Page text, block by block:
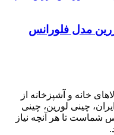
مدل فلورانس
خانه و آشپزخانه از
چینی لورین، چینی
شماست تا هر آنچه نیاز